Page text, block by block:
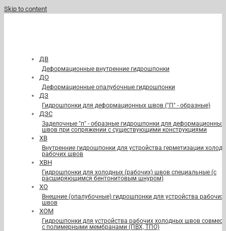
Skip to content
ДВ
Деформационные внутренние гидрошпонки
ДО
Деформационные опалубочные гидрошпонки
ДЗ
Гидрошпонки для деформационных швов ("П" - образные)
ДЗС
Заделочные "п" - образные гидрошпонки для деформационных
швов при сопряжении с существующими конструкциями
ХВ
Внутренние гидрошпонки для устройства герметизации
рабочих швов
ХВН
Гидрошпонки для холодных (рабочих) швов специальные (с
расширяющимся бентонитовым шнуром)
ХО
Внешние (опалубочные) гидрошпонки для устройства рабочих
швов
ХОМ
Гидрошпонки для устройства рабочих холодных швов
с полимерными мембранами (ПВХ, ТПО)